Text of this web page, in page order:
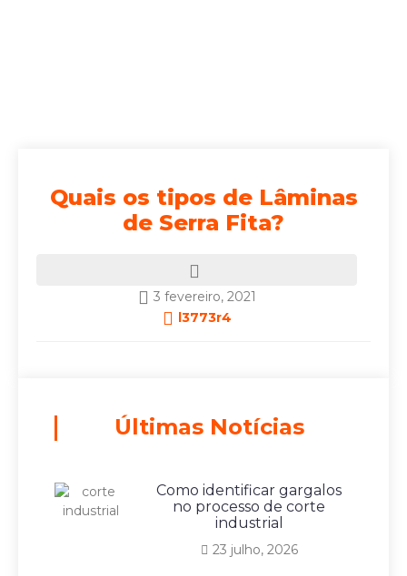
Quais os tipos de Lâminas
de Serra Fita?
3 fevereiro, 2021
l3773r4
Últimas Notícias
Como identificar gargalos
no processo de corte
industrial
23 julho, 2026